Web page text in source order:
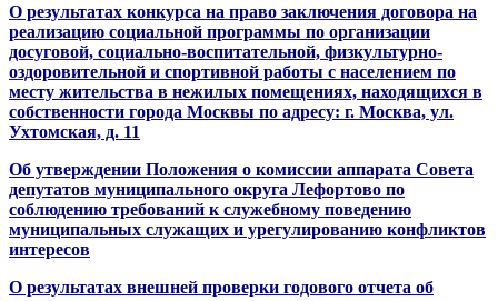
О результатах конкурса на право заключения договора на
реализацию социальной программы по организации
досуговой, социально-воспитательной, физкультурно-
оздоровительной и спортивной работы с населением по
месту жительства в нежилых помещениях, находящихся в
собственности города Москвы по адресу: г. Москва, ул.
Ухтомская, д. 11
Об утверждении Положения о комиссии аппарата Совета
депутатов муниципального округа Лефортово по
соблюдению требований к служебному поведению
муниципальных служащих и урегулированию конфликтов
интересов
О результатах внешней проверки годового отчета об